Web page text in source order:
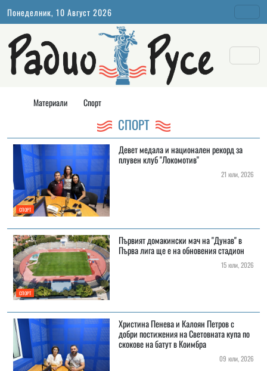
Понеделник, 10 Август 2026
Материали Спорт
СПОРТ
СПОРТ
Девет медала и национален рекорд за
плувен клуб "Локомотив"
21 юли, 2026
СПОРТ
Първият домакински мач на "Дунав" в
Първа лига ще е на обновения стадион
15 юли, 2026
Христина Пенева и Калоян Петров с
добри постижения на Световната купа по
скокове на батут в Коимбра
09 юли, 2026